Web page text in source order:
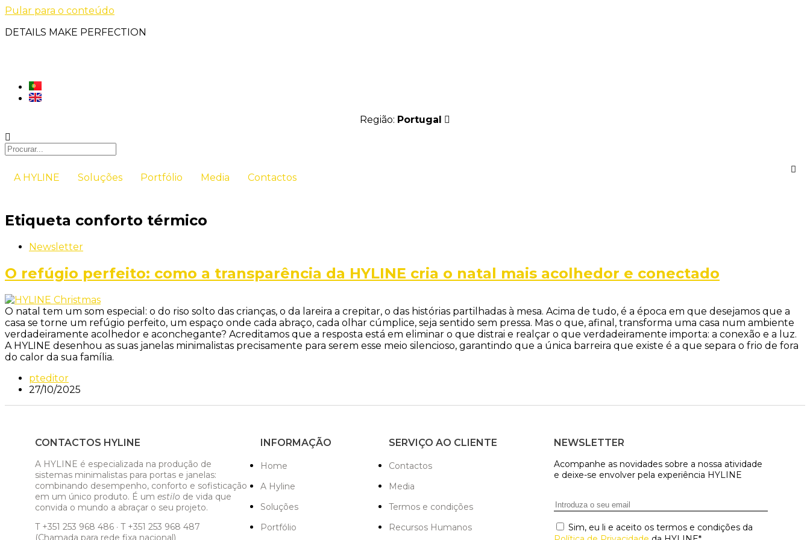
Pular para o conteúdo
DETAILS MAKE PERFECTION
Região: Portugal
A HYLINE Soluções Portfólio Media Contactos
Etiqueta conforto térmico
Newsletter
O refúgio perfeito: como a transparência da HYLINE cria o natal mais acolhedor e conectado
O natal tem um som especial: o do riso solto das crianças, o da lareira a crepitar, o das histórias partilhadas à mesa. Acima de tudo, é a época em que desejamos que a
casa se torne um refúgio perfeito, um espaço onde cada abraço, cada olhar cúmplice, seja sentido sem pressa. Mas o que, afinal, transforma uma casa num ambiente
verdadeiramente acolhedor e aconchegante? Acreditamos que a resposta está em eliminar o que distrai e realçar o que verdadeiramente importa: a conexão e a luz.
A HYLINE desenhou as suas janelas minimalistas precisamente para serem esse meio silencioso, garantindo que a única barreira que existe é a que separa o frio de fora
do calor da sua família.
pteditor
27/10/2025
CONTACTOS HYLINE
A HYLINE é especializada na produção de
sistemas minimalistas para portas e janelas:
combinando desempenho, conforto e sofisticação
em um único produto. É um estilo de vida que
convida o mundo a abraçar o seu projeto.
T +351 253 968 486 · T +351 253 968 487
INFORMAÇÃO
Home
A Hyline
Soluções
Portfólio
SERVIÇO AO CLIENTE
Contactos
Media
Termos e condições
Recursos Humanos
NEWSLETTER
Acompanhe as novidades sobre a nossa atividade
e deixe-se envolver pela experiência HYLINE
Email*
Consentimento*
Sim, eu li e aceito os termos e condições da